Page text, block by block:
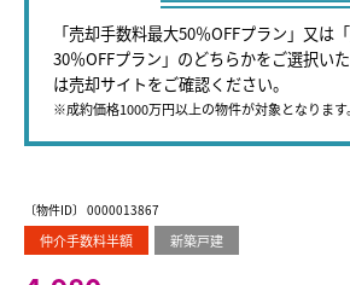
「売却手数料最大50％OFFプラン」又は
30％OFFプラン」のどちらかをご選択い
は売却サイトをご確認ください。
※成約価格1000万円以上の物件が対象となります。
〔物件ID〕 0000013867
仲介手数料半額 新築戸建